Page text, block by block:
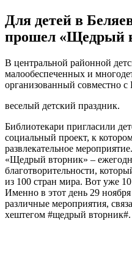
Для детей в
прошел «Щедрый
В центральной районной
малообеспеченных и
организованный совместно
веселый детский праздник.
Библиотекари пригласили
социальный проект, к
развлекательное
«Щедрый вторник» –
благотворительности,
из 100 стран мира. Вот уже
Именно в этот день 29
различные мероприятия,
хештегом #щедрый вторник#.